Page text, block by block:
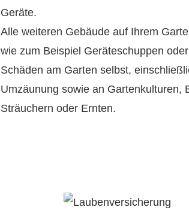
Geräte.
Alle weiteren Gebäude auf Ihrem
wie zum Beispiel Geräteschuppen
Schäden am Garten selbst,
Umzäunung sowie an Gartenkulturen,
Sträuchern oder Ernten.